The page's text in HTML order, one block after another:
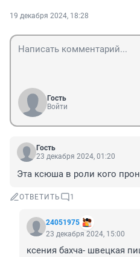
19 декабря 2024, 18:28
Гость
Войти
Гость
23 декабря 2024, 01:20
Эта ксюша в роли кого
ОТВЕТИТЬ 1
24051975
23 декабря 2024, 15:00
ксения бахча- швецкая